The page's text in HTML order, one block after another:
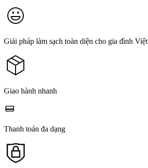
Giải pháp làm sạch toàn diện cho gia đình Việt
Giao hành nhanh
Thanh toán đa dạng